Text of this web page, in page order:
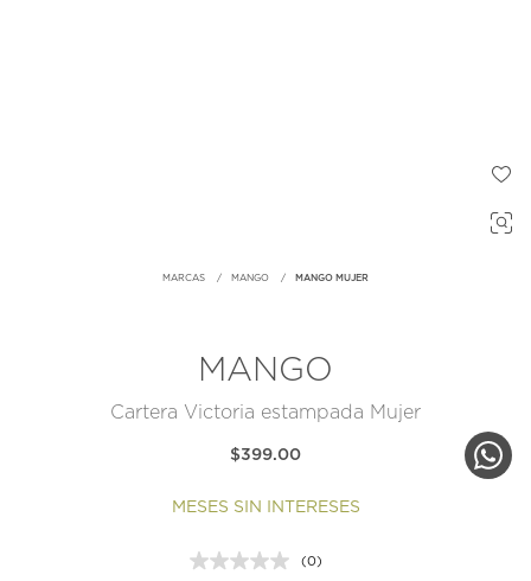
MARCAS MANGO MANGO MUJER
MANGO
Cartera Victoria estampada Mujer
$399.00
MESES SIN INTERESES
Sin
(0)